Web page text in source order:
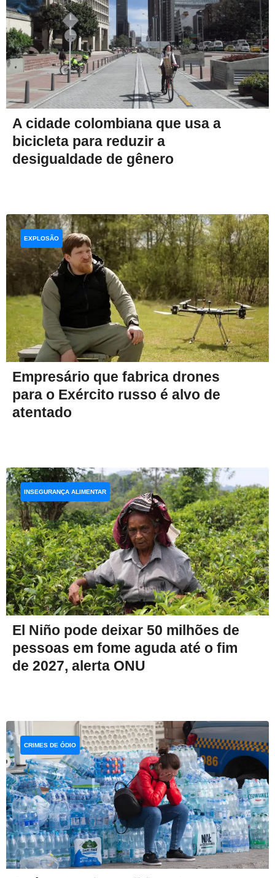
A cidade colombiana que usa a
bicicleta para reduzir a
desigualdade de gênero
Empresário que fabrica drones
para o Exército russo é alvo de
atentado
EXPLOSÃO
El Niño pode deixar 50 milhões de
pessoas em fome aguda até o fim
de 2027, alerta ONU
INSEGURANÇA ALIMENTAR
CRIMES DE ÓDIO